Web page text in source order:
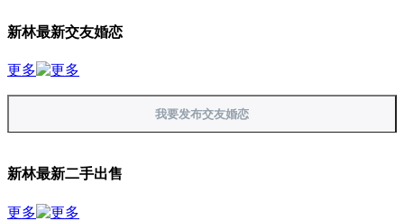
新林最新交友婚恋
更多
我要发布交友婚恋
新林最新二手出售
更多